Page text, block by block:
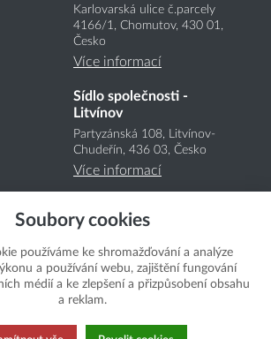
Karlovarská ulice č.parcely
4166/1, Chomutov, 430 01,
Česko
Více informací
Sídlo společnosti -
Litvínov
Partyzánská 108, Litvínov-
Chudeřín, 436 03, Česko
Více informací
Copyright Boukal.CZ 2026
Soubory cookies
používáme ke shromažďování a analýze
a používání webu, zajištění fungování
médií a ke zlepšení a přizpůsobení obsahu
a reklam.